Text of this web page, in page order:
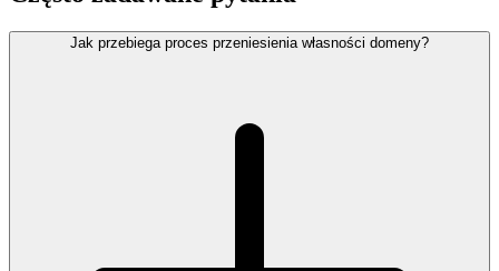
Jak przebiega proces przeniesienia własności domeny?